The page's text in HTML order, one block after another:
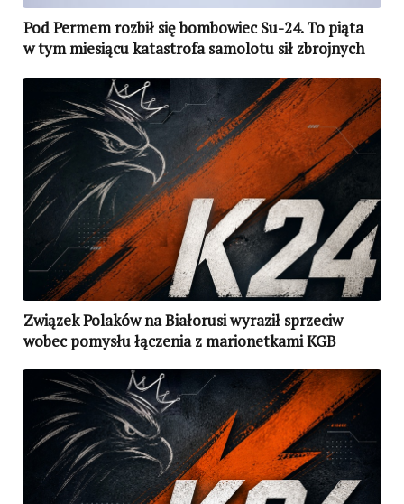
Pod Permem rozbił się bombowiec Su-24. To piąta
w tym miesiącu katastrofa samolotu sił zbrojnych
Związek Polaków na Białorusi wyraził sprzeciw
wobec pomysłu łączenia z marionetkami KGB